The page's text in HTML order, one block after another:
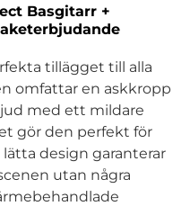
Basgitarr +
tillägget till alla
omfattar en askkropp
med ett mildare
gör den perfekt för
design garanterar
utan några